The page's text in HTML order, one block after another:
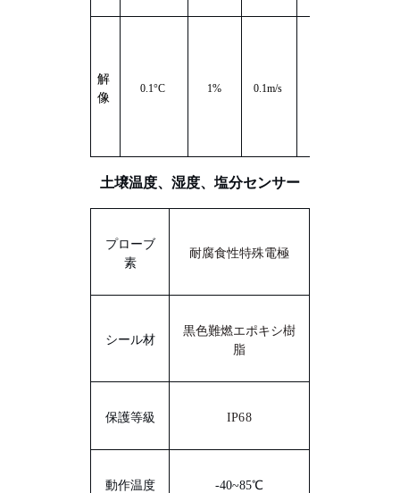
解
像
0.1°C 1% 0.1m/s
土壌温度、湿度、塩分センサー
プローブ
素
耐腐食性特殊電極
シール材
黒色難燃エポキシ樹
脂
保護等級 IP68
動作温度 -40~85℃